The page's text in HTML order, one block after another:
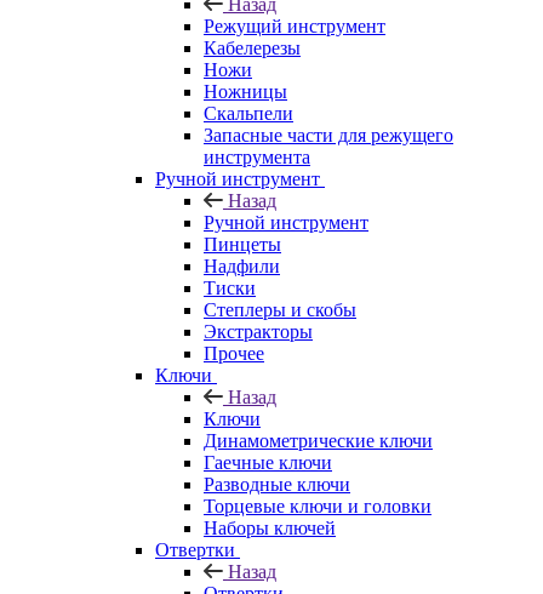
Назад
Режущий инструмент
Кабелерезы
Ножи
Ножницы
Скальпели
Запасные части для режущего
инструмента
Ручной инструмент
Назад
Ручной инструмент
Пинцеты
Надфили
Тиски
Степлеры и скобы
Экстракторы
Прочее
Ключи
Назад
Ключи
Динамометрические ключи
Гаечные ключи
Разводные ключи
Торцевые ключи и головки
Наборы ключей
Отвертки
Назад